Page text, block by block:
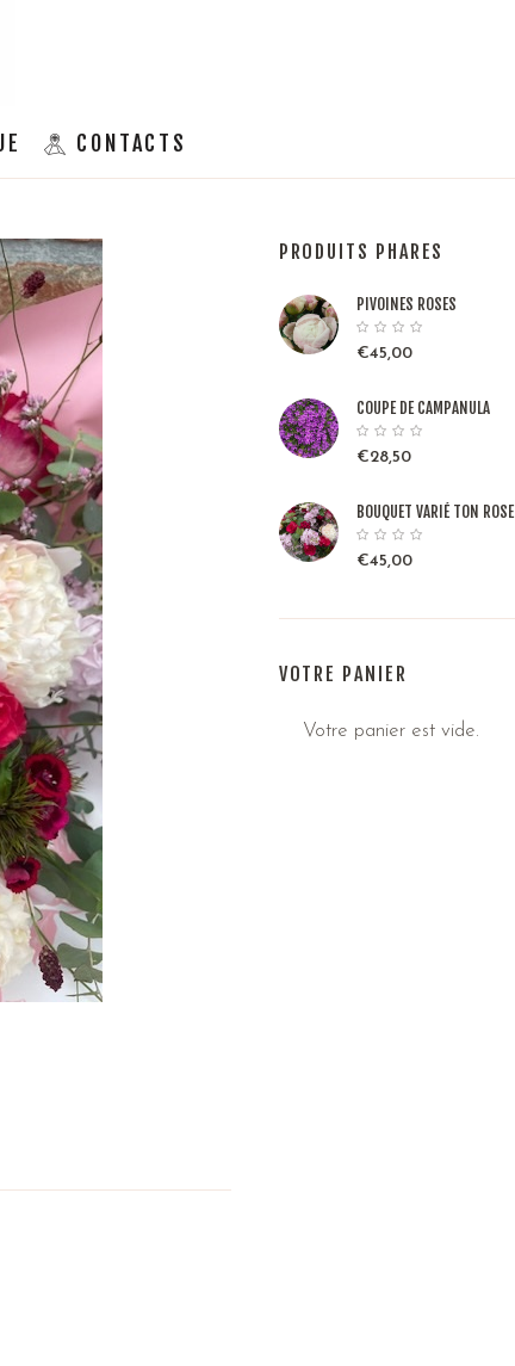
CONTACTS
PRODUITS PHARES
PIVOINES ROSES
€45,00
COUPE DE CAMPANULA
€28,50
BOUQUET VARIÉ TON ROSE
€45,00
VOTRE PANIER
Votre panier est vide.